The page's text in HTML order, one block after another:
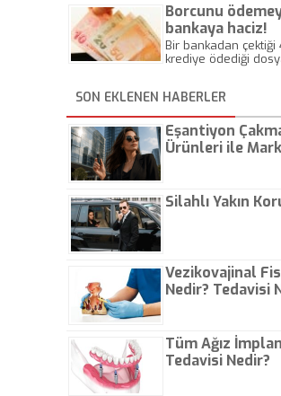
Nişantaşı’nda bir
baş başa yemek yedi.
Sunal’ın gergin hali
çekti.
Borcunu
bankaya haciz!
Bir bankadan çektiği
krediye ödediği
aracılığıyla icra takibi
başlatan, bu takibin
kesinleşmesine ve
resmi ihtarlara
alacağını tahsil
gerçekleştirdi.
SON EKLENEN HABERLER
Eşantiyon
Ürünleri ile
Silahlı Yakın
Vezikovajinal
Nedir? Tedavisi
Tüm Ağız
Tedavisi Nedir?